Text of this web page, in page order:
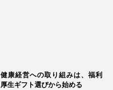
健康経営への取り組みは、福利
厚生ギフト選びから始める